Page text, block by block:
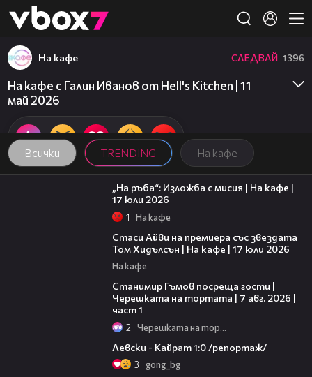
👾
Всички TRENDING На кафе
На кафе СЛЕДВАЙ 1396
На кафе с Галин Иванов от Hell's Kitchen | 11
май 2026
09:09
„На ръба“: Изложба с мисия | На кафе |
17 юли 2026
1 На кафе
Стаси Айви на премиера със звездата
Том Хидълсън | На кафе | 17 юли 2026
На кафе
Станимир Гъмов посреща гости |
Черешката на тортата | 7 авг. 2026 |
част 1
2 Черешката на тортата
Левски - Кайрат 1:0 /репортаж/
3 gong_bg